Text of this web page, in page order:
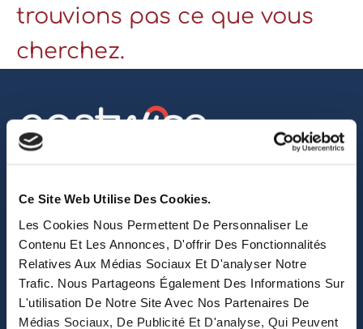
Ce Site Web Utilise Des Cookies.
Les Cookies Nous Permettent De Personnaliser Le
Contenu Et Les Annonces, D'offrir Des Fonctionnalités
Relatives Aux Médias Sociaux Et D'analyser Notre
Trafic. Nous Partageons Également Des Informations Sur
L'utilisation De Notre Site Avec Nos Partenaires De
Médias Sociaux, De Publicité Et D'analyse, Qui Peuvent
trouvions pas ce que vous
cherchez.
(+852) 3621 0156
308 Des Voeux Rd Central – Unit 2607, 26/F
308, Des Voeux Road, Hong Kong
eastwise